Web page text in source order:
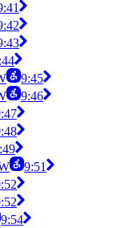
9:45
9:46
9:51
9:54